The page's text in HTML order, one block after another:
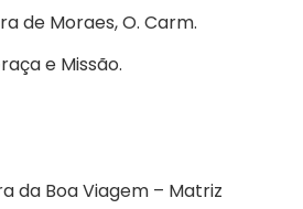
de Moraes, O. Carm.
e Missão.
da Boa Viagem – Matriz